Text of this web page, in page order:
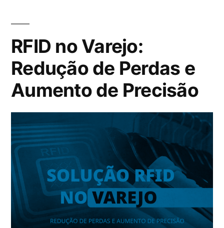
RFID no Varejo:
Redução de Perdas e
Aumento de Precisão